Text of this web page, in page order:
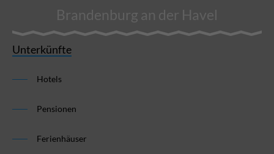
Brandenburg an der Havel
Unterkünfte
Hotels
Pensionen
Ferienhäuser